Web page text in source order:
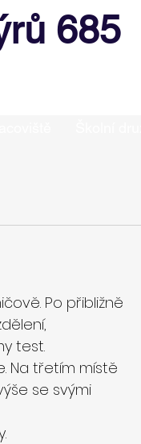
685
Po přibližně
test.
Na třetím místě
se svými